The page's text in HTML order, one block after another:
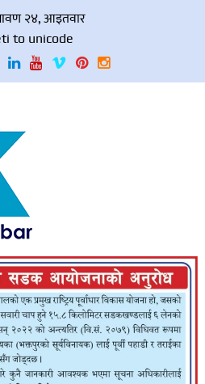
२४, आइतवार
to unicode